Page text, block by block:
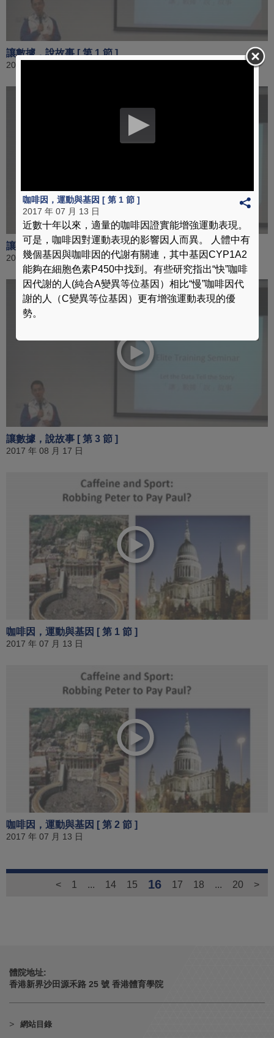
讓數據，說故事 [ 第 1 節 ]
2017 年 08 月 17 日
讓數據，說故事 [ 第 2 節 ]
2017 年 08 月 17 日
讓數據，說故事 [ 第 3 節 ]
2017 年 08 月 17 日
咖啡因，運動與基因 [ 第 1 節 ]
2017 年 07 月 13 日
咖啡因，運動與基因 [ 第 2 節 ]
2017 年 07 月 13 日
< 1 ... 14 15 16 17 18 ... 20 >
體院地址:
香港新界沙田源禾路 25 號 香港體育學院
網站目錄
咖啡因，運動與基因 [ 第 1 節 ]
2017 年 07 月 13 日
近數十年以來，適量的咖啡因證實能增強運動表現。
可是，咖啡因對運動表現的影響因人而異。 人體中有
幾個基因與咖啡因的代謝有關連，其中基因CYP1A2
能夠在細胞色素P450中找到。有些研究指出“快”咖啡
因代謝的人(純合A變異等位基因）相比“慢”咖啡因代
謝的人（C變異等位基因）更有增強運動表現的優
勢。